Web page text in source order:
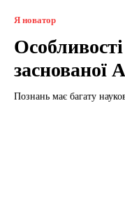
Я новатор
заснованої
Познань має багату